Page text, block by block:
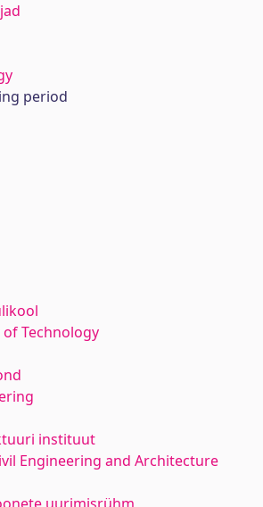
period
Technology
instituut
Engineering and Architecture